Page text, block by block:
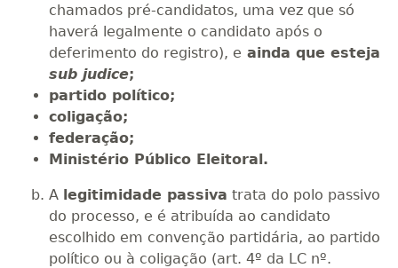
chamados pré-candidatos, uma vez que só
haverá legalmente o candidato após o
deferimento do registro), e ainda que esteja
sub judice;
partido político;
coligação;
federação;
Ministério Público Eleitoral.
A legitimidade passiva trata do polo passivo
do processo, e é atribuída ao candidato
escolhido em convenção partidária, ao partido
político ou à coligação (art. 4º da LC nº.